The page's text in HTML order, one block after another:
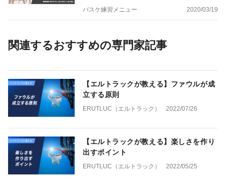
バスケ練習メニュー 2020/03/19
関連するおすすめの専門家記事
【エルトラックが教える】ファウルが成
立する原則
ERUTLUC（エルトラック） 2022/07/26
【エルトラックが教える】楽しさを作り
出すポイント
ERUTLUC（エルトラック） 2022/05/25